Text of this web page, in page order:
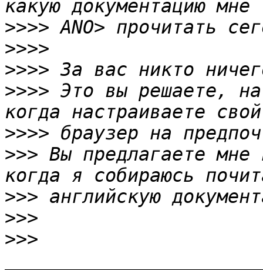
>>>>
>>>>
>>>>
>>>> Это вы решаете,
>>>>
>>> Вы предлагаете мне
>>>
>>>
>>>